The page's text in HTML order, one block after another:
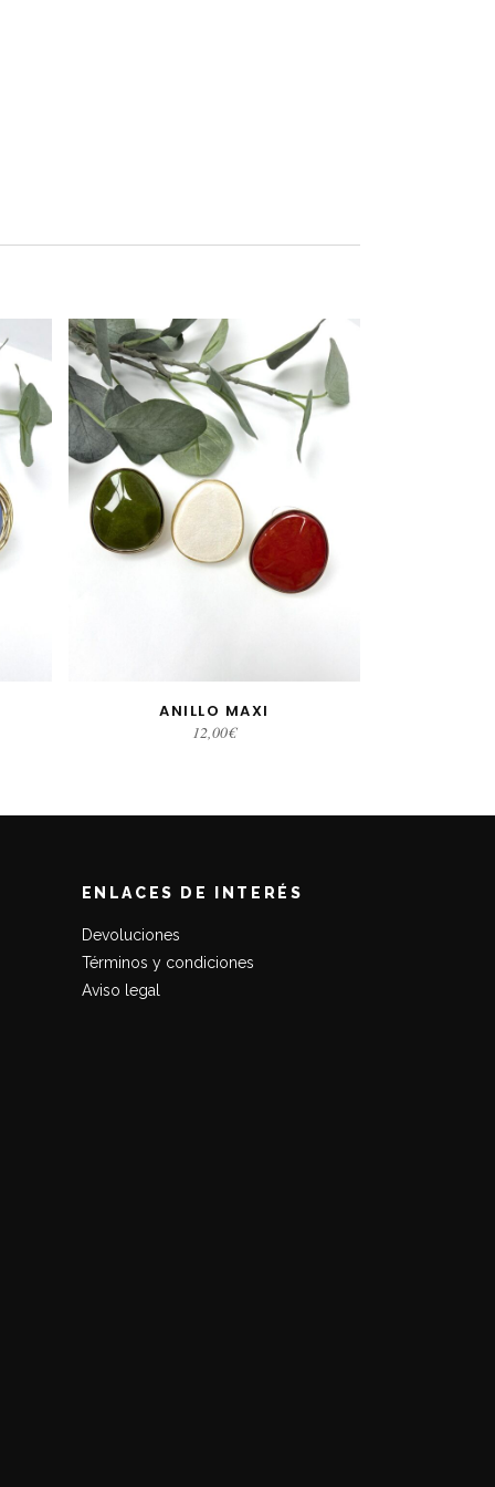
Este producto tiene múltiples variantes. Las opciones se pueden elegir en la página de producto
SELECCIONAR OPCIONES
ANILLO MAXI
12,00€
ENLACES DE INTERÉS
Devoluciones
Términos y condiciones
Aviso legal